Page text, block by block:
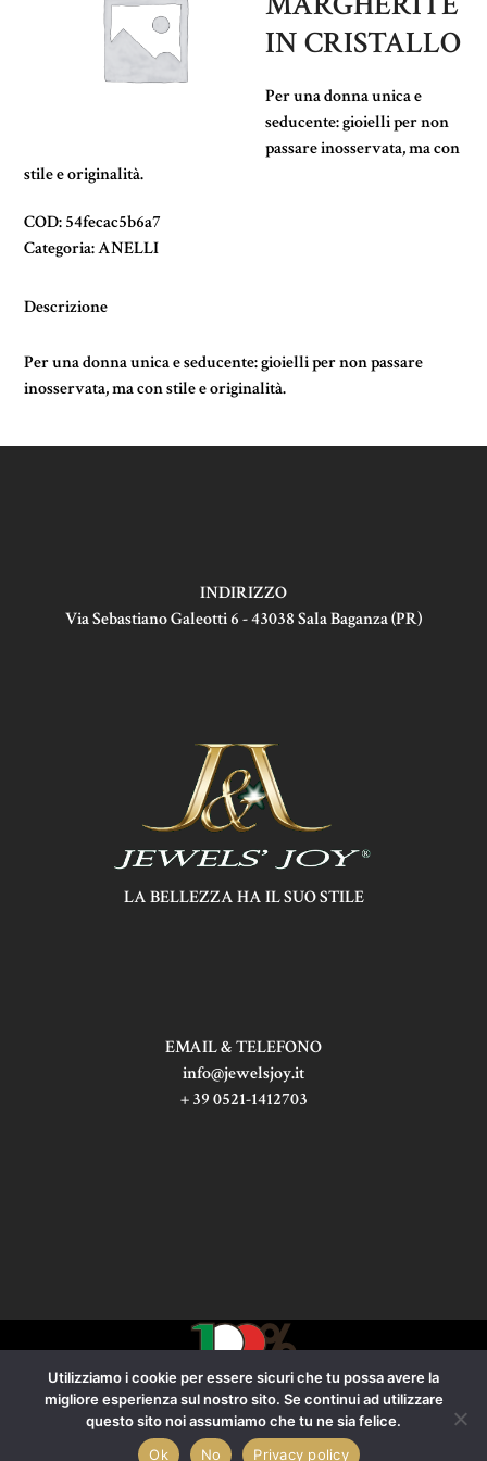
IN CRISTALLO
Per una donna unica e
seducente: gioielli per non
passare inosservata, ma con
stile e originalità.
COD:54fecac5b6a7
Categoria:ANELLI
Descrizione
Per una donna unica e seducente: gioielli per non passare
inosservata, ma con stile e originalità.
INDIRIZZO
Via Sebastiano Galeotti 6 - 43038 Sala Baganza (PR)
LA BELLEZZA HA IL SUO STILE
EMAIL & TELEFONO
info@jewelsjoy.it
+ 39 0521-1412703
SOGO ITALIANA S.R.L.
P.IVA 09662390153
Privacy policy
Utilizziamo i cookie per essere sicuri che tu possa avere la
migliore esperienza sul nostro sito. Se continui ad utilizzare
questo sito noi assumiamo che tu ne sia felice.
Ok
No Privacy policy